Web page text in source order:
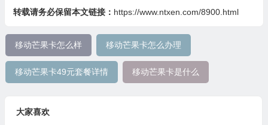
转载请务必保留本文链接： https://www.ntxen.com/8900.html
移动芒果卡怎么样 移动芒果卡怎么办理
移动芒果卡49元套餐详情 移动芒果卡是什么
大家喜欢